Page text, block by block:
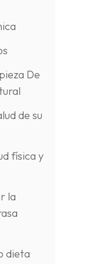
De
de su
física y
la
dieta